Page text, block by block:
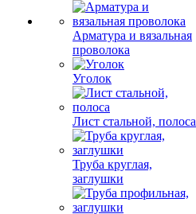
Арматура и вязальная
проволока
Уголок
Лист стальной, полоса
Труба круглая,
заглушки